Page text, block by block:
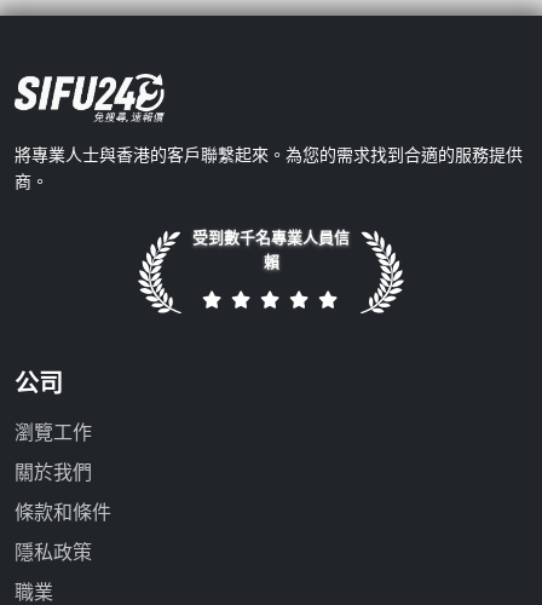
將專業人士與香港的客戶聯繫起來。為您的需求找到合適的服務提供
商。
受到數千名專業人員信
賴
公司
瀏覽工作
關於我們
條款和條件
隱私政策
職業